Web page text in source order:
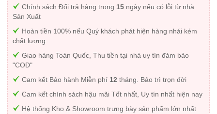
Chính sách Đổi trả hàng trong 15 ngày nếu có lỗi từ nhà
Sản Xuất
Hoàn tiền 100% nếu Quý khách phát hiện hàng nhái kém
chất lượng
Giao hàng Toàn Quốc, Thu tiền tại nhà uy tín đảm bảo
"COD"
Cam kết Bảo hành Miễn phí 12 tháng. Bảo trì trọn đời
Cam kết chính sách hậu mãi Tốt nhất, Uy tín nhất hiện nay
Hệ thống Kho & Showroom trưng bày sản phẩm lớn nhất